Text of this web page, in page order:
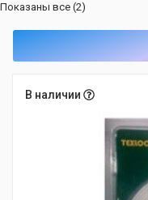
Показаны все (2)
В наличии